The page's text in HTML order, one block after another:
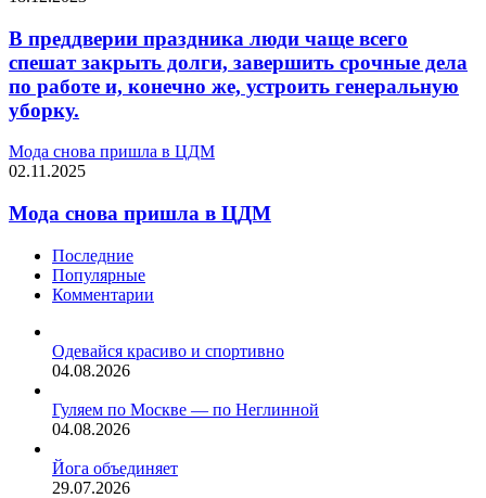
В преддверии праздника люди чаще всего
спешат закрыть долги, завершить срочные дела
по работе и, конечно же, устроить генеральную
уборку.
Мода снова пришла в ЦДМ
02.11.2025
Мода снова пришла в ЦДМ
Последние
Популярные
Комментарии
Одевайся красиво и спортивно
04.08.2026
Гуляем по Москве — по Неглинной
04.08.2026
Йога объединяет
29.07.2026